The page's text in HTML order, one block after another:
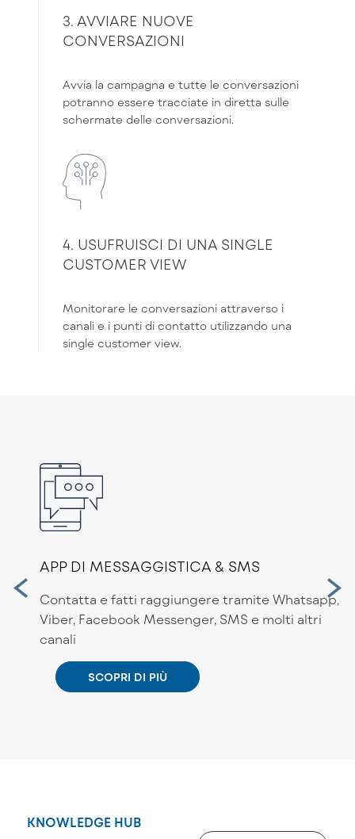
3. AVVIARE NUOVE
CONVERSAZIONI
Avvia la campagna e tutte le conversazioni
potranno essere tracciate in diretta sulle
schermate delle conversazioni.
4. USUFRUISCI DI UNA SINGLE
CUSTOMER VIEW
Monitorare le conversazioni attraverso i
canali e i punti di contatto utilizzando una
single customer view.
APP DI MESSAGGISTICA & SMS
Contatta e fatti raggiungere tramite Whatsapp,
Viber, Facebook Messenger, SMS e molti altri
canali
SCOPRI DI PIÙ
KNOWLEDGE HUB